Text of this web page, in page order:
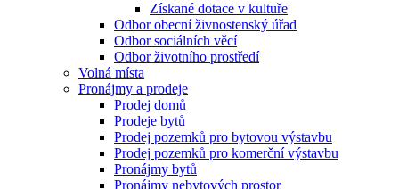
Získané dotace v kultuře
Odbor obecní živnostenský úřad
Odbor sociálních věcí
Odbor životního prostředí
Volná místa
Pronájmy a prodeje
Prodej domů
Prodeje bytů
Prodej pozemků pro bytovou výstavbu
Prodej pozemků pro komerční výstavbu
Pronájmy bytů
Pronájmy nebytových prostor